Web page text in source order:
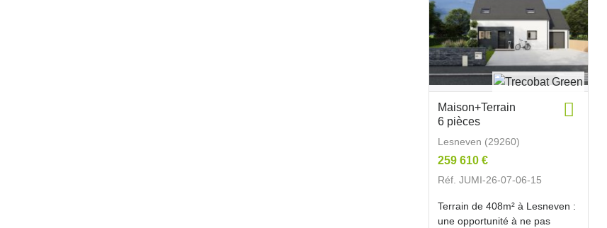
Maison+Terrain
6 pièces
Lesneven (29260)
259 610 €
Réf. JUMI-26-07-06-15
Terrain de 408m² à Lesneven :
une opportunité à ne pas